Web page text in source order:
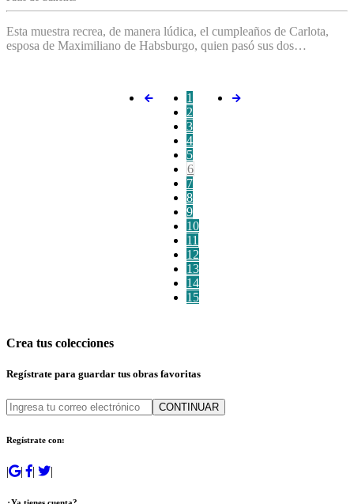
Esta muestra recrea, de manera lúdica, el cumpleaños de Carlota,
esposa de Maximiliano de Habsburgo, quien pasó sus dos…
1
2
3
4
5
6
7
8
9
10
11
12
13
14
15
Crea tus colecciones
Regístrate para guardar tus obras favoritas
CONTINUAR
Regístrate con:
| | | |